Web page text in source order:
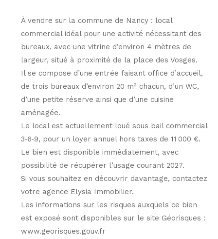
À vendre sur la commune de Nancy : local
commercial idéal pour une activité nécessitant des
bureaux, avec une vitrine d’environ 4 mètres de
largeur, situé à proximité de la place des Vosges.
Il se compose d’une entrée faisant office d’accueil,
de trois bureaux d’environ 20 m² chacun, d’un WC,
d’une petite réserve ainsi que d’une cuisine
aménagée.
Le local est actuellement loué sous bail commercial
3‑6‑9, pour un loyer annuel hors taxes de 11 000 €.
Le bien est disponible immédiatement, avec
possibilité de récupérer l’usage courant 2027.
Si vous souhaitez en découvrir davantage, contactez
votre agence Elysia Immobilier.
Les informations sur les risques auxquels ce bien
est exposé sont disponibles sur le site Géorisques :
www.georisques.gouv.fr